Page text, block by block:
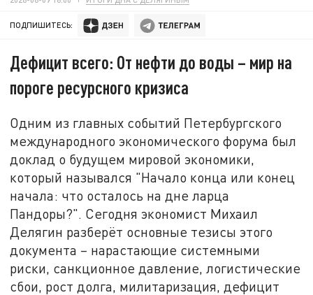
ПОДПИШИТЕСЬ:
Дефицит всего: От нефти до воды – мир на
пороге ресурсного кризиса
Одним из главных событий Петербургского
международного экономического форума был
доклад о будущем мировой экономики,
который назывался "Начало конца или конец
начала: что осталось на дне ларца
Пандоры?". Сегодня экономист Михаил
Делягин разберёт основные тезисы этого
документа – нарастающие системными
риски, санкционное давление, логистические
сбои, рост долга, милитаризация, дефицит